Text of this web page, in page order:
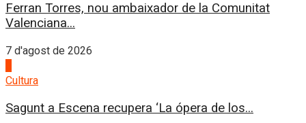
Ferran Torres, nou ambaixador de la Comunitat
Valenciana...
7 d'agost de 2026
Cultura
Sagunt a Escena recupera ‘La ópera de los...